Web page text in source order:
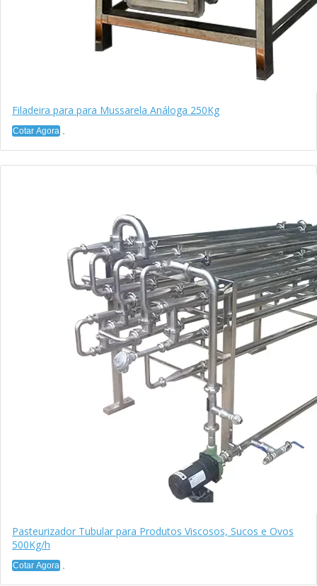
Filadeira para para Mussarela Análoga 250Kg
Cotar Agora
Pasteurizador Tubular para Produtos Viscosos, Sucos e Ovos
500Kg/h
Cotar Agora